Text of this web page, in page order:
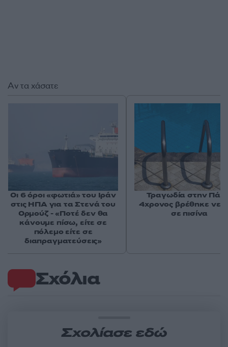
Σχόλια
Σχολίασε εδώ
Αν τα χάσατε
Οι 6 όροι «φωτιά» του Ιράν
στις ΗΠΑ για τα Στενά του
Ορμούζ - «Ποτέ δεν θα
κάνουμε πίσω, είτε σε
πόλεμο είτε σε
διαπραγματεύσεις»
Τραγωδία στην
4χρονος βρέθηκε
σε πισίνα